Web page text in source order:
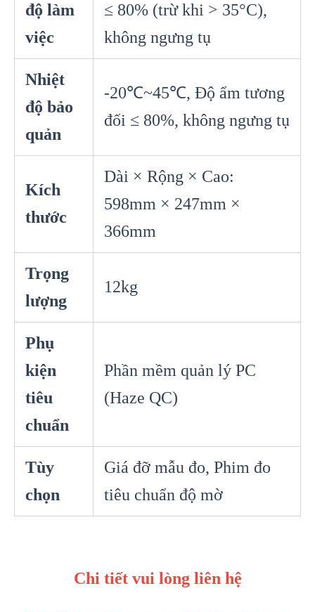
độ làm
việc
≤ 80% (trừ khi > 35°C),
không ngưng tụ
Nhiệt
độ bảo
quản
-20℃~45℃, Độ ẩm tương
đối ≤ 80%, không ngưng tụ
Kích
thước
Dài × Rộng × Cao:
598mm × 247mm ×
366mm
Trọng
lượng
12kg
Phụ
kiện
tiêu
chuẩn
Phần mềm quản lý PC
(Haze QC)
Tùy
chọn
Giá đỡ mẫu đo, Phim đo
tiêu chuẩn độ mờ
Chi tiết vui lòng liên hệ